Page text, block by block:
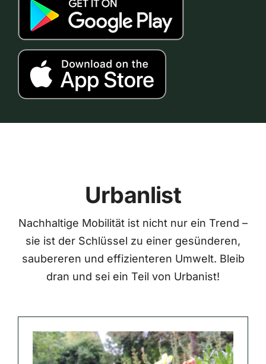
Urbanlist
Nachhaltige Mobilität ist nicht nur ein Trend –
sie ist der Schlüssel zu einer gesünderen,
saubereren und effizienteren Umwelt. Bleib
dran und sei ein Teil von Urbanist!